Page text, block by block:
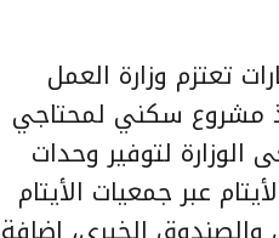
قدره 3 مليارات تعتزم وزارة العمل
مشروع سكني لمحتاجي
لتوفير وحدات
عبر جمعيات الأيتام